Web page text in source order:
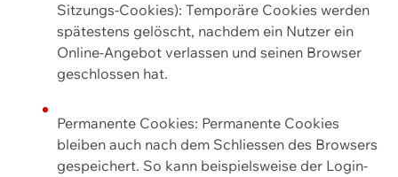
Sitzungs-Cookies): Temporäre Cookies werden
spätestens gelöscht, nachdem ein Nutzer ein
Online-Angebot verlassen und seinen Browser
geschlossen hat.
Permanente Cookies: Permanente Cookies
bleiben auch nach dem Schliessen des Browsers
gespeichert. So kann beispielsweise der Login-